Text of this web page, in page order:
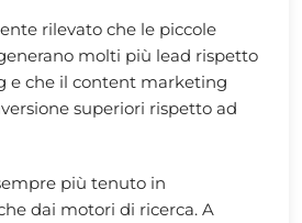
rilevato che le piccole
molti più lead rispetto
e che il content marketing
superiori rispetto ad
più tenuto in
dai motori di ricerca. A